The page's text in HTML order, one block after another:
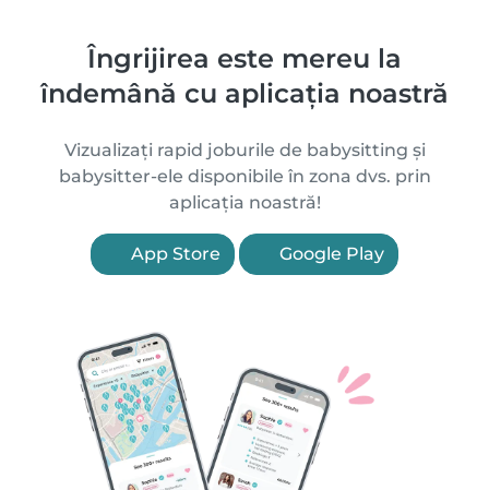
Îngrijirea este mereu la
îndemână cu aplicația noastră
Vizualizați rapid joburile de babysitting și
babysitter-ele disponibile în zona dvs. prin
aplicația noastră!
App Store Google Play